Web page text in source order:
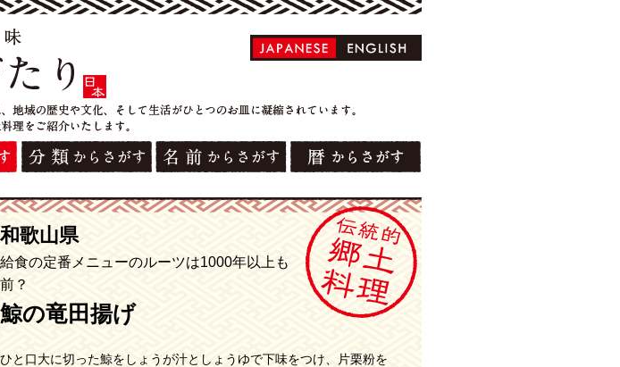
和歌山県
給食の定番メニューのルーツは1000年以上も
前？
鯨の竜田揚げ
ひと口大に切った鯨をしょうが汁としょうゆで下味をつけ、片栗粉を